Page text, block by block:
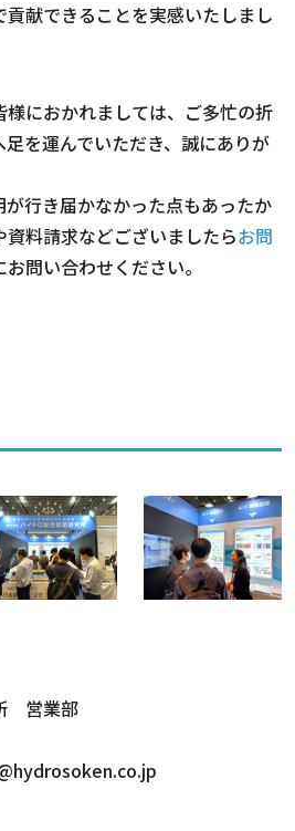
献できることを実感いたしまし
におかれましては、ご多忙の折
を運んでいただき、誠にありが
行き届かなかった点もあったか
料請求などございましたらお問
問い合わせください。
営業部